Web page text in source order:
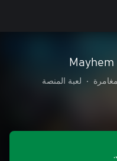
• لعبة المنصة